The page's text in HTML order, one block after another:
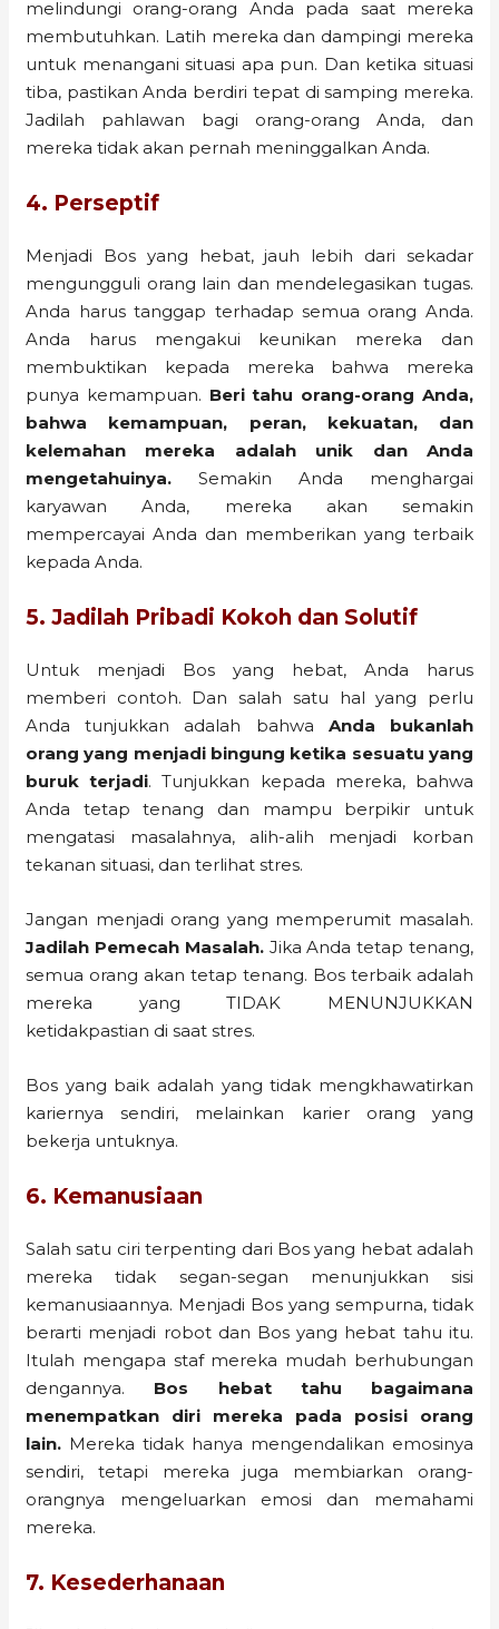
melindungi orang-orang Anda pada saat mereka
membutuhkan. Latih mereka dan dampingi mereka
untuk menangani situasi apa pun. Dan ketika situasi
tiba, pastikan Anda berdiri tepat di samping mereka.
Jadilah pahlawan bagi orang-orang Anda, dan
mereka tidak akan pernah meninggalkan Anda.
4. Perseptif
Menjadi Bos yang hebat, jauh lebih dari sekadar
mengungguli orang lain dan mendelegasikan tugas.
Anda harus tanggap terhadap semua orang Anda.
Anda harus mengakui keunikan mereka dan
membuktikan kepada mereka bahwa mereka
punya kemampuan. Beri tahu orang-orang Anda,
bahwa kemampuan, peran, kekuatan, dan
kelemahan mereka adalah unik dan Anda
mengetahuinya. Semakin Anda menghargai
karyawan Anda, mereka akan semakin
mempercayai Anda dan memberikan yang terbaik
kepada Anda.
5. Jadilah Pribadi Kokoh dan Solutif
Untuk menjadi Bos yang hebat, Anda harus
memberi contoh. Dan salah satu hal yang perlu
Anda tunjukkan adalah bahwa Anda bukanlah
orang yang menjadi bingung ketika sesuatu yang
buruk terjadi. Tunjukkan kepada mereka, bahwa
Anda tetap tenang dan mampu berpikir untuk
mengatasi masalahnya, alih-alih menjadi korban
tekanan situasi, dan terlihat stres.
Jangan menjadi orang yang memperumit masalah.
Jadilah Pemecah Masalah.Jika Anda tetap tenang,
semua orang akan tetap tenang. Bos terbaik adalah
mereka yang TIDAK MENUNJUKKAN
ketidakpastian di saat stres.
Bos yang baik adalah yang tidak mengkhawatirkan
kariernya sendiri, melainkan karier orang yang
bekerja untuknya.
6. Kemanusiaan
Salah satu ciri terpenting dari Bos yang hebat adalah
mereka tidak segan-segan menunjukkan sisi
kemanusiaannya. Menjadi Bos yang sempurna, tidak
berarti menjadi robot dan Bos yang hebat tahu itu.
Itulah mengapa staf mereka mudah berhubungan
dengannya. Bos hebat tahu bagaimana
menempatkan diri mereka pada posisi orang
lain. Mereka tidak hanya mengendalikan emosinya
sendiri, tetapi mereka juga membiarkan orang-
orangnya mengeluarkan emosi dan memahami
mereka.
7. Kesederhanaan